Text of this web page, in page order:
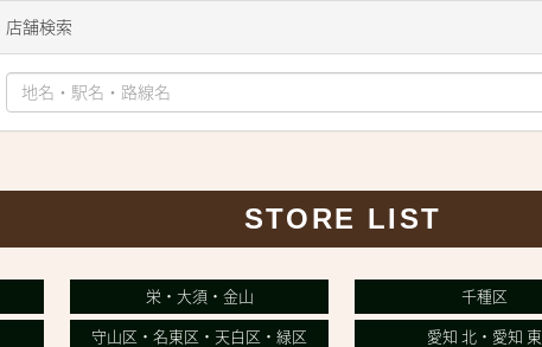
店舗検索
STORE LIST
栄・大須・金山 千種区
守山区・名東区・天白区・緑区 愛知 北・愛知 東